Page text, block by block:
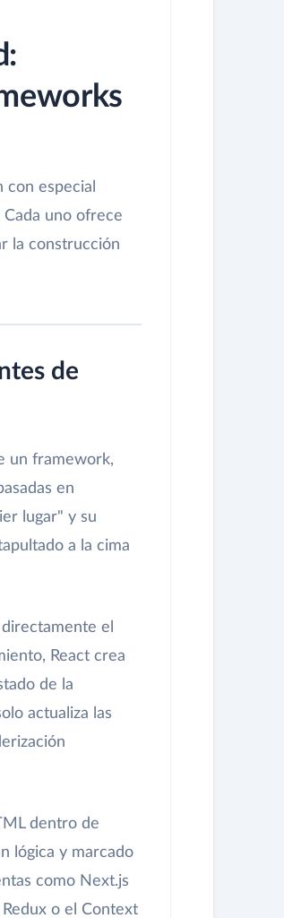
especial
Cada uno ofrece
la construcción
de
un framework,
en
lugar" y su
a la cima
el
React crea
de la
actualiza las
dentro de
lógica y marcado
como Next.js
o el Context